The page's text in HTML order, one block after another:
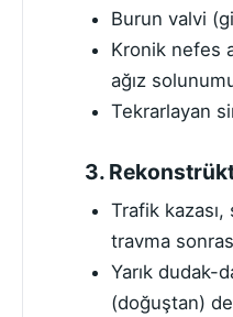
Burun valvi
Kronik nefes
ağız
Tekrarlayan
3.
Trafik kazası,
travma
Yarık dudak-
(doğuştan)